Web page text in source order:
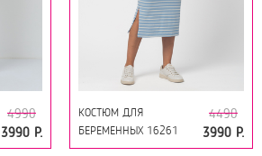
4990
3990 Р.
КОСТЮМ ДЛЯ
БЕРЕМЕННЫХ 16261
ТОФУ
4490
3990 Р.